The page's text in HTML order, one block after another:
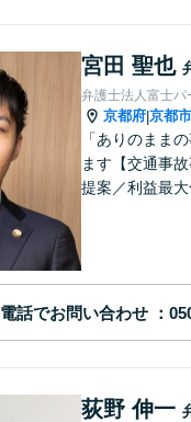
宮田 聖也
弁護士法人富士
京都府|京都
「ありのまま
ます【交通事
提案／利益最
電話でお問い合わせ
荻野 伸一